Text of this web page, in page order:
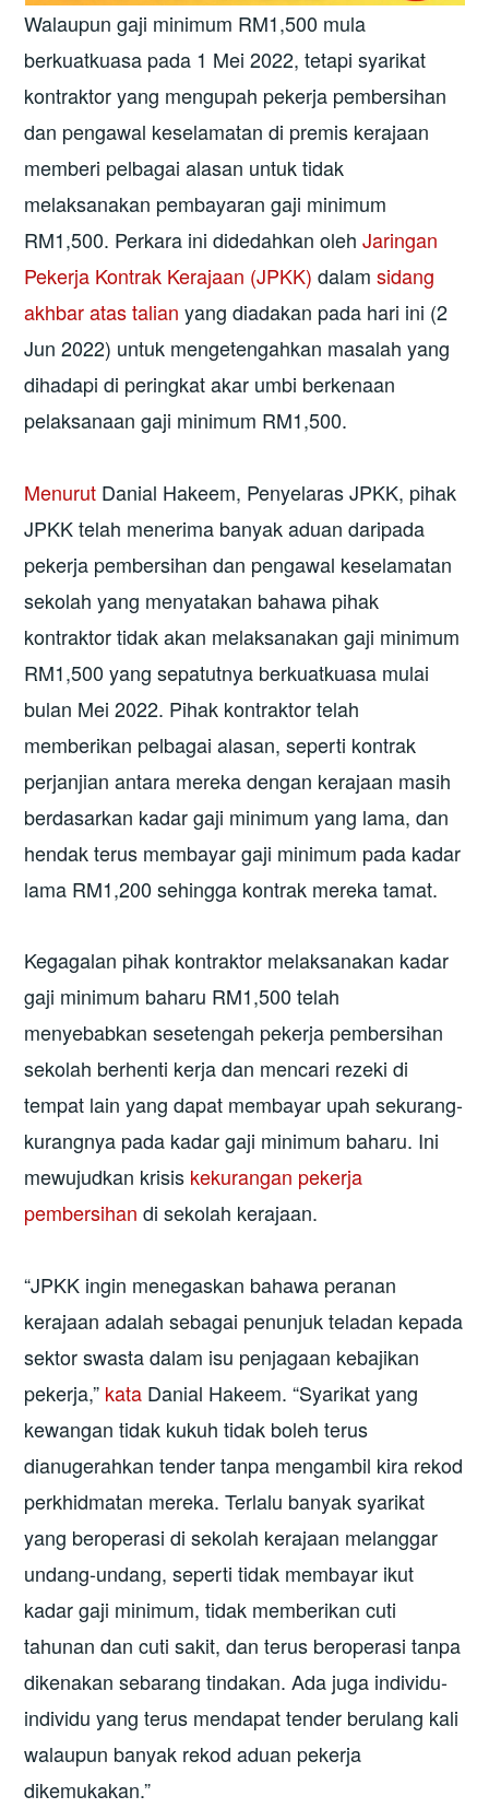
Walaupun gaji minimum RM1,500 mula
berkuatkuasa pada 1 Mei 2022, tetapi syarikat
kontraktor yang mengupah pekerja pembersihan
dan pengawal keselamatan di premis kerajaan
memberi pelbagai alasan untuk tidak
melaksanakan pembayaran gaji minimum
RM1,500. Perkara ini didedahkan olehJaringan
Pekerja Kontrak Kerajaan (JPKK) dalamsidang
akhbar atas talian yang diadakan pada hari ini (2
Jun 2022) untuk mengetengahkan masalah yang
dihadapi di peringkat akar umbi berkenaan
pelaksanaan gaji minimum RM1,500.
Menurut Danial Hakeem, Penyelaras JPKK, pihak
JPKK telah menerima banyak aduan daripada
pekerja pembersihan dan pengawal keselamatan
sekolah yang menyatakan bahawa pihak
kontraktor tidak akan melaksanakan gaji minimum
RM1,500 yang sepatutnya berkuatkuasa mulai
bulan Mei 2022. Pihak kontraktor telah
memberikan pelbagai alasan, seperti kontrak
perjanjian antara mereka dengan kerajaan masih
berdasarkan kadar gaji minimum yang lama, dan
hendak terus membayar gaji minimum pada kadar
lama RM1,200 sehingga kontrak mereka tamat.
Kegagalan pihak kontraktor melaksanakan kadar
gaji minimum baharu RM1,500 telah
menyebabkan sesetengah pekerja pembersihan
sekolah berhenti kerja dan mencari rezeki di
tempat lain yang dapat membayar upah sekurang-
kurangnya pada kadar gaji minimum baharu. Ini
mewujudkan krisis kekurangan pekerja
pembersihan di sekolah kerajaan.
“JPKK ingin menegaskan bahawa peranan
kerajaan adalah sebagai penunjuk teladan kepada
sektor swasta dalam isu penjagaan kebajikan
pekerja,” kata Danial Hakeem. “Syarikat yang
kewangan tidak kukuh tidak boleh terus
dianugerahkan tender tanpa mengambil kira rekod
perkhidmatan mereka. Terlalu banyak syarikat
yang beroperasi di sekolah kerajaan melanggar
undang-undang, seperti tidak membayar ikut
kadar gaji minimum, tidak memberikan cuti
tahunan dan cuti sakit, dan terus beroperasi tanpa
dikenakan sebarang tindakan. Ada juga individu-
individu yang terus mendapat tender berulang kali
walaupun banyak rekod aduan pekerja
dikemukakan.”